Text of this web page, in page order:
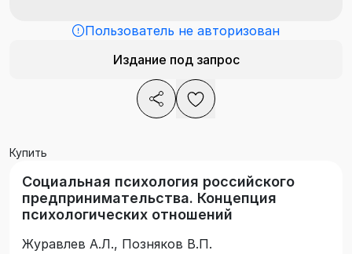
Пользователь не авторизован
Издание под запрос
Купить
Социальная психология российского
предпринимательства. Концепция
психологических отношений
Журавлев А.Л., Позняков В.П.